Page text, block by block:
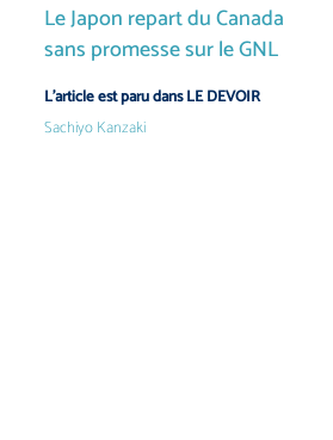
Le Japon repart du Canada
sans promesse sur le GNL
L’article est paru dans LE DEVOIR
Sachiyo Kanzaki